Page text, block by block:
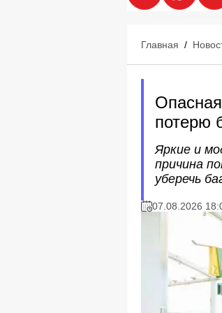
Главная /
потерю
Яркие и
причина
уберечь
07.08.2026